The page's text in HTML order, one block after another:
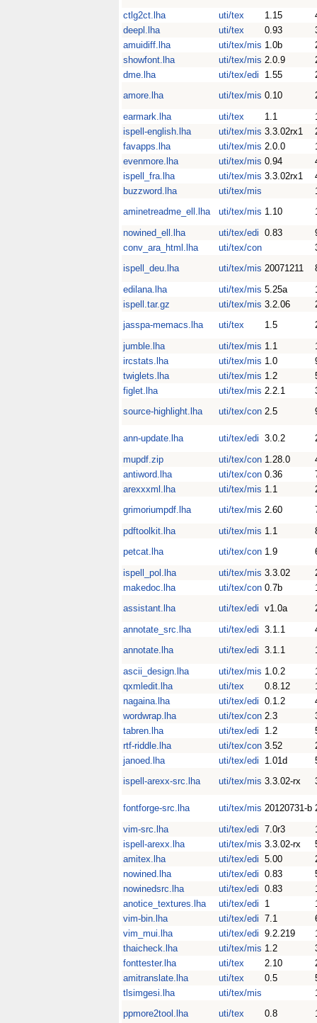
ctlg2ct.lha
uti/tex 1.15
deepl.lha
uti/tex 0.93
amuidiff.lha
uti/tex/mis 1.0b
showfont.lha
uti/tex/mis 2.0.9
dme.lha
uti/tex/edi 1.55
amore.lha
uti/tex/mis 0.10
earmark.lha
uti/tex 1.1
ispell-english.lha
uti/tex/mis 3.3.02rx1
favapps.lha
uti/tex/mis 2.0.0
evenmore.lha
uti/tex/mis 0.94
ispell_fra.lha
uti/tex/mis 3.3.02rx1
buzzword.lha
uti/tex/mis
aminetreadme_ell.lha
uti/tex/mis 1.10
nowined_ell.lha
uti/tex/edi 0.83
conv_ara_html.lha
uti/tex/con
ispell_deu.lha
uti/tex/mis 20071211
edilana.lha
uti/tex/mis 5.25a
ispell.tar.gz
uti/tex/mis 3.2.06
jasspa-memacs.lha
uti/tex 1.5
jumble.lha
uti/tex/mis 1.1
ircstats.lha
uti/tex/mis 1.0
twiglets.lha
uti/tex/mis 1.2
figlet.lha
uti/tex/mis 2.2.1
source-highlight.lha
uti/tex/con 2.5
ann-update.lha uti/tex/edi 3.0.2
mupdf.zip
uti/tex/con 1.28.0
antiword.lha
uti/tex/con 0.36
arexxxml.lha
uti/tex/mis 1.1
grimoriumpdf.lha
uti/tex/mis 2.60
pdftoolkit.lha
uti/tex/mis 1.1
petcat.lha
uti/tex/con 1.9
ispell_pol.lha
uti/tex/mis 3.3.02
makedoc.lha
uti/tex/con 0.7b
assistant.lha
uti/tex/edi v1.0a
annotate_src.lha
uti/tex/edi 3.1.1
annotate.lha
uti/tex/edi 3.1.1
ascii_design.lha
uti/tex/mis 1.0.2
qxmledit.lha
uti/tex 0.8.12
nagaina.lha
uti/tex/edi 0.1.2
wordwrap.lha
uti/tex/con 2.3
tabren.lha
uti/tex/edi 1.2
rtf-riddle.lha
uti/tex/con 3.52
janoed.lha
uti/tex/edi 1.01d
ispell-arexx-src.lha
uti/tex/mis 3.3.02-rx
fontforge-src.lha uti/tex/mis 20120731-b
vim-src.lha
uti/tex/edi 7.0r3
ispell-arexx.lha
uti/tex/mis 3.3.02-rx
amitex.lha
uti/tex/edi 5.00
nowined.lha
uti/tex/edi 0.83
nowinedsrc.lha
uti/tex/edi 0.83
anotice_textures.lha
uti/tex/edi 1
vim-bin.lha
uti/tex/edi 7.1
vim_mui.lha
uti/tex/edi 9.2.219
thaicheck.lha
uti/tex/mis 1.2
fonttester.lha
uti/tex 2.10
amitranslate.lha
uti/tex 0.5
tlsimgesi.lha
uti/tex/mis
ppmore2tool.lha
uti/tex 0.8